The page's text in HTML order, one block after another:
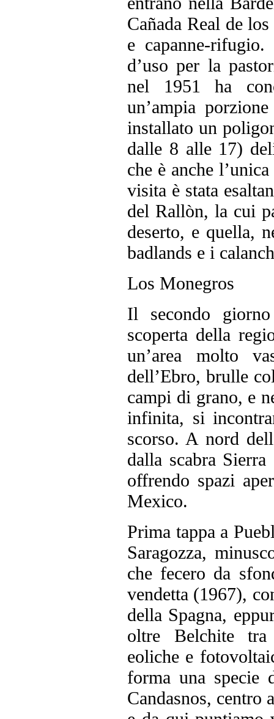
Cañada Real de
e capanne-
d’uso per la
nel 1951 ha
un’ampia
installato un
dalle 8 alle 17)
che è anche
visita è stata
del Rallòn, la cui
deserto, e quella,
badlands e i
Los Monegros
Il secondo
scoperta della
un’area molto
dell’Ebro, brulle
campi di grano, e
infinita, si
scorso. A nord
dalla scabra
offrendo spazi
Mexico.
Prima tappa a
Saragozza,
che fecero da
vendetta (1967),
della Spagna,
oltre Belchite tra
eoliche e
forma una specie
Candasnos, centro